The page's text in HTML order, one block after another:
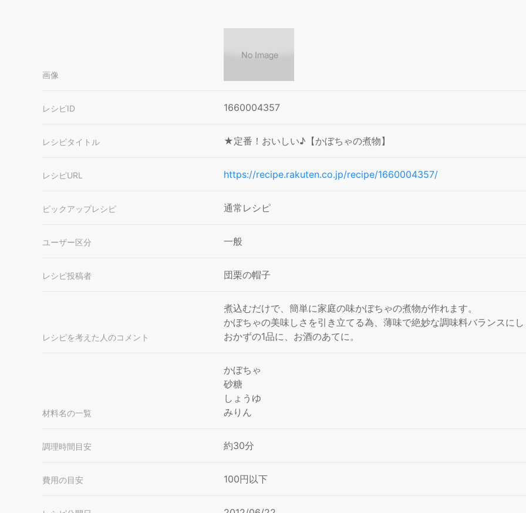
画像
レシピID 1660004357
レシピタイトル ★定番！おいしい♪【かぼちゃの煮物】
レシピURL https://recipe.rakuten.co.jp/recipe/1660004357/
ピックアップレシピ 通常レシピ
ユーザー区分 一般
レシピ投稿者 団栗の帽子
レシピを考えた人のコメント
煮込むだけで、簡単に家庭の味かぼちゃの煮物が作れます。
かぼちゃの美味しさを引き立てる為、薄味で絶妙な調味料バランスに
おかずの1品に、お酒のあてに。
材料名の一覧
かぼちゃ
砂糖
しょうゆ
みりん
調理時間目安 約30分
費用の目安 100円以下